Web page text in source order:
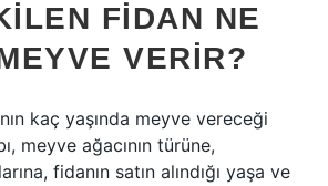
FIDAN NE
VERIR?
kaç yaşında meyve vereceği
meyve ağacının türüne,
fidanın satın alındığı yaşa ve